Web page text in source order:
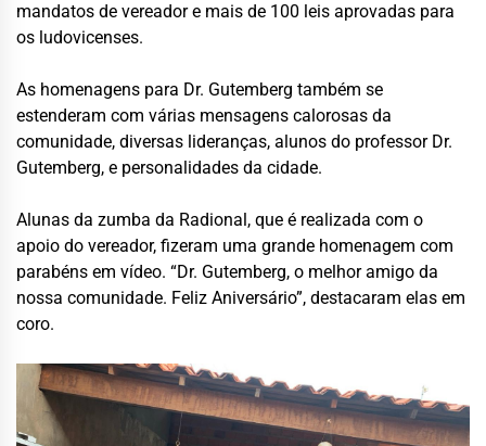
mandatos de vereador e mais de 100 leis aprovadas para
os ludovicenses.
As homenagens para Dr. Gutemberg também se
estenderam com várias mensagens calorosas da
comunidade, diversas lideranças, alunos do professor Dr.
Gutemberg, e personalidades da cidade.
Alunas da zumba da Radional, que é realizada com o
apoio do vereador, fizeram uma grande homenagem com
parabéns em vídeo. “Dr. Gutemberg, o melhor amigo da
nossa comunidade. Feliz Aniversário”, destacaram elas em
coro.